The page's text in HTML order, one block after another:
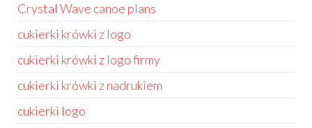
Crystal Wave canoe plans
cukierki krówki z logo
cukierki krówki z logo firmy
cukierki krówki z nadrukiem
cukierki logo